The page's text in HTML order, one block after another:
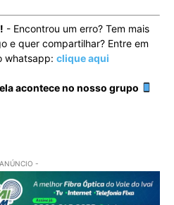
- Encontrou um erro? Tem mais
e quer compartilhar? Entre em
whatsapp: clique aqui
acontece no nosso grupo
-